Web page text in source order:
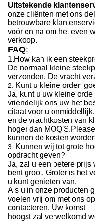
Uitstekende
onze cliënten met ons
betrouwbare
vóór en na om het even
verkoop.
FAQ:
1.How kan ik een
De normaal kleine
verzonden. De vracht
2.
Kunt u kleine orden
Ja, kunt u uw kleine
vriendelijk ons uw het
citaat voor u
en de vrachtkosten van
hoger dan
kunnen de kosten
3.
Kunnen wij tot grote
opdracht geven?
Ja, zal u een betere prijs
bent groot. Groter is het
u kunt genieten van.
Als u in onze producten
voelen vrij om met ons
contacteren. Uw komst
hoogst zal verwelkomd